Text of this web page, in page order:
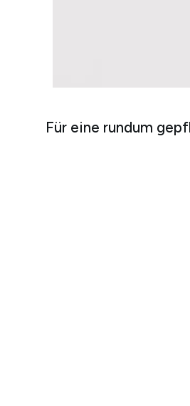
Für eine rundum